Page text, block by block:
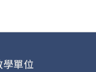
學單位